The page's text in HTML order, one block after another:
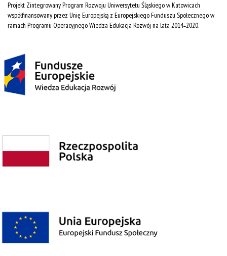
Projekt Zintegrowany Program Rozwoju Uniwersytetu Śląskiego w Katowicach
współfinansowany przez Unię Europejską z Europejskiego Funduszu Społecznego w
ramach Programu Operacyjnego Wiedza Edukacja Rozwój na lata 2014˗2020.